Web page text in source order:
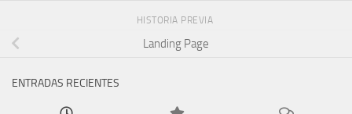
HISTORIA PREVIA
Landing Page
ENTRADAS RECIENTES